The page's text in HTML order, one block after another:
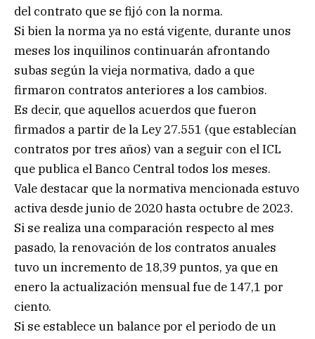
del contrato que se fijó con la norma.
Si bien la norma ya no está vigente, durante unos
meses los inquilinos continuarán afrontando
subas según la vieja normativa, dado a que
firmaron contratos anteriores a los cambios.
Es decir, que aquellos acuerdos que fueron
firmados a partir de la Ley 27.551 (que establecían
contratos por tres años) van a seguir con el ICL
que publica el Banco Central todos los meses.
Vale destacar que la normativa mencionada estuvo
activa desde junio de 2020 hasta octubre de 2023.
Si se realiza una comparación respecto al mes
pasado, la renovación de los contratos anuales
tuvo un incremento de 18,39 puntos, ya que en
enero la actualización mensual fue de 147,1 por
ciento.
Si se establece un balance por el periodo de un